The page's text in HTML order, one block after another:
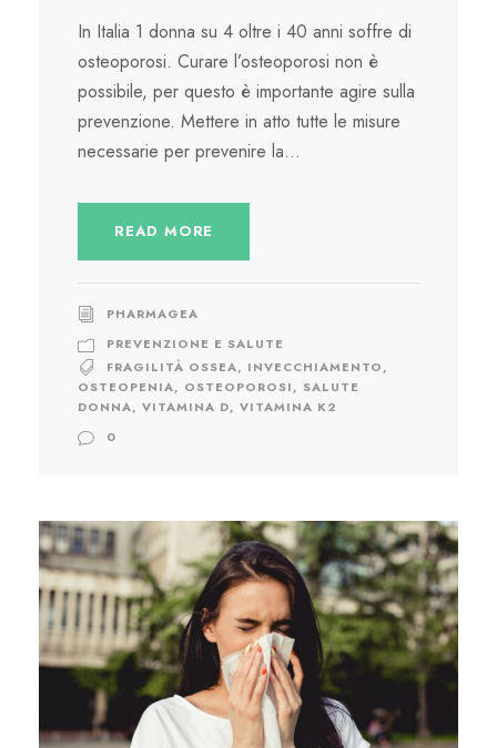
In Italia 1 donna su 4 oltre i 40 anni soffre di
osteoporosi. Curare l’osteoporosi non è
possibile, per questo è importante agire sulla
prevenzione. Mettere in atto tutte le misure
necessarie per prevenire la...
READ MORE
PHARMAGEA
PREVENZIONE E SALUTE
FRAGILITÀ OSSEA, INVECCHIAMENTO,
OSTEOPENIA, OSTEOPOROSI, SALUTE
DONNA, VITAMINA D, VITAMINA K2
0